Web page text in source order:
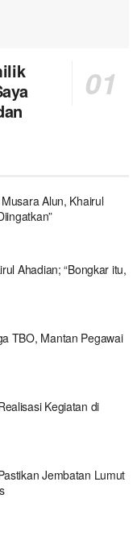
Alun, Khairul
Ahadian; “Bongkar itu,
TBO, Mantan Pegawai
Kegiatan di
Jembatan Lumut